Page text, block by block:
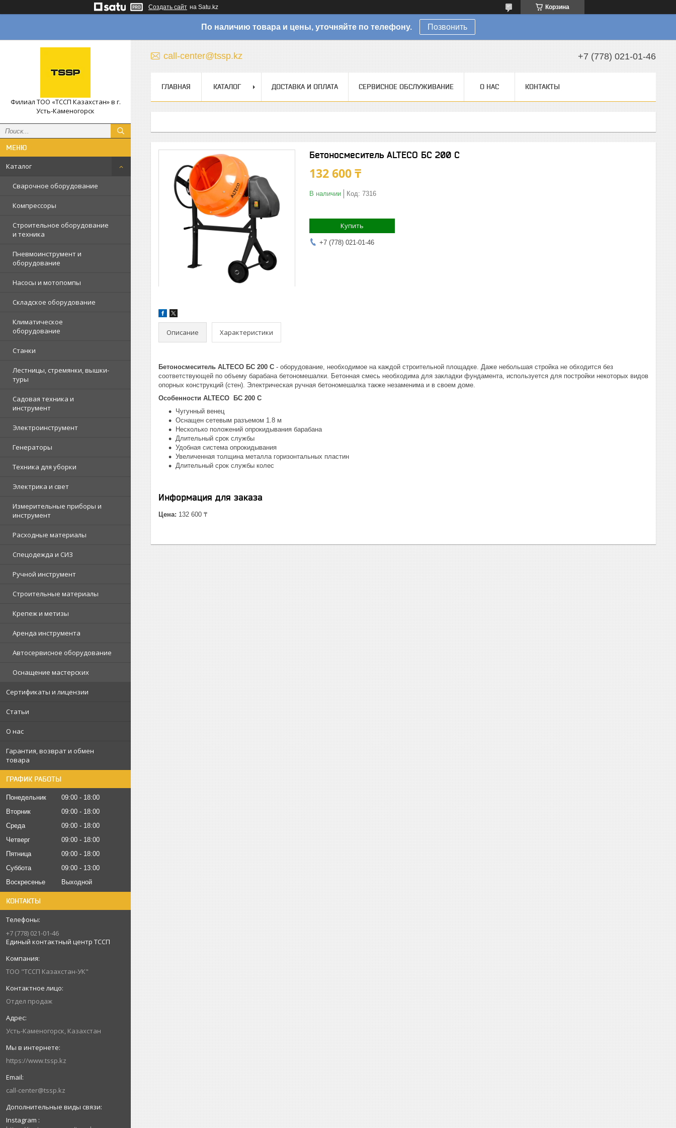
Создать сайт на Satu.kz Корзина
По наличию товара и цены, уточняйте по телефону. Позвонить
Филиал ТОО «ТССП Казахстан» в г.
Усть-Каменогорск
Каталог
Сварочное оборудование
Компрессоры
Строительное оборудование
и техника
Пневмоинструмент и
оборудование
Насосы и мотопомпы
Складское оборудование
Климатическое
оборудование
Станки
Лестницы, стремянки, вышки-
туры
Садовая техника и
инструмент
Электроинструмент
Генераторы
Техника для уборки
Электрика и свет
Измерительные приборы и
инструмент
Расходные материалы
Спецодежда и СИЗ
Ручной инструмент
Строительные материалы
Крепеж и метизы
Аренда инструмента
Автосервисное оборудование
Оснащение мастерских
Сертификаты и лицензии
Статьи
О нас
Гарантия, возврат и обмен
товара
ГРАФИК РАБОТЫ
Понедельник 09:00
18:00
Вторник
09:00
18:00
Среда
09:00
18:00
Четверг
09:00
18:00
Пятница
09:00
18:00
Суббота
09:00
13:00
Воскресенье
Выходной
КОНТАКТЫ
+7 (778) 021-01-46
Единый контактный центр ТССП
ТОО "ТССП Казахстан-УК"
Отдел продаж
Усть-Каменогорск, Казахстан
https://www.tssp.kz
call-center@tssp.kz
Instagram
call-center@tssp.kz +7 (778) 021-01-46
ГЛАВНАЯ КАТАЛОГ ДОСТАВКА И ОПЛАТА СЕРВИСНОЕ ОБСЛУЖИВАНИЕ О НАС КОНТАКТЫ
Бетоносмеситель ALTECO БС 200 С
132 600 ₸
В наличии Код: 7316
Купить
+7 (778) 021-01-46
Описание Характеристики
Бетоносмеситель ALTECO БС 200 С - оборудование, необходимое на каждой строительной площадке. Даже небольшая стройка не обходится без
соответствующей по объему барабана бетономешалки. Бетонная смесь необходима для закладки фундамента, используется для постройки некоторых видов
опорных конструкций (стен). Электрическая ручная бетономешалка также незаменима и в своем доме.
Особенности ALTECO БС 200 С
​Чугунный венец
Оснащен сетевым разъемом 1.8 м
Несколько положений опрокидывания барабана
Длительный срок службы
Удобная система опрокидывания
Увеличенная толщина металла горизонтальных пластин
Длительный срок службы колес
Информация для заказа
Цена: 132 600 ₸